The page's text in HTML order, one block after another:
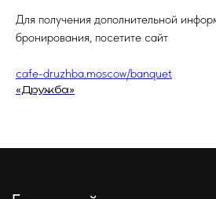
Для получения дополнительной
бронирования, посетите сайт
cafe-druzhba.moscow/banquet
«Дружба»